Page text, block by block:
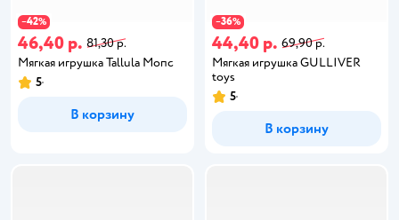
−42%
46,40 р. 81,30 р.
Мягкая игрушка Tallula Мопс
5
В корзину
−36%
44,40 р. 69,90 р.
Мягкая игрушка GULLIVER
toys
5
В корзину